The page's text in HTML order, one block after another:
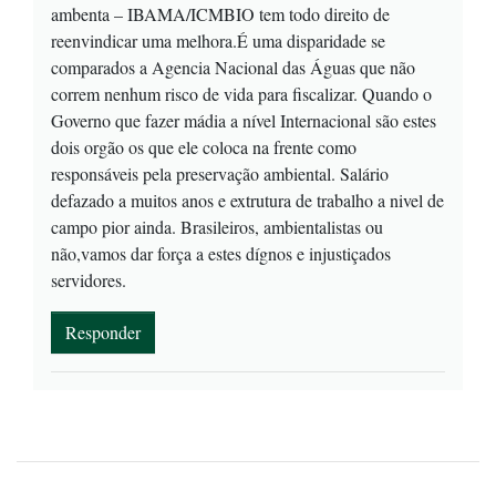
ambenta – IBAMA/ICMBIO tem todo direito de
reenvindicar uma melhora.É uma disparidade se
comparados a Agencia Nacional das Águas que não
correm nenhum risco de vida para fiscalizar. Quando o
Governo que fazer mádia a nível Internacional são estes
dois orgão os que ele coloca na frente como
responsáveis pela preservação ambiental. Salário
defazado a muitos anos e extrutura de trabalho a nivel de
campo pior ainda. Brasileiros, ambientalistas ou
não,vamos dar força a estes dígnos e injustiçados
servidores.
Responder